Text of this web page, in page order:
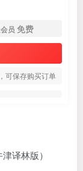
员 免费
可保存购买订单
译林版）